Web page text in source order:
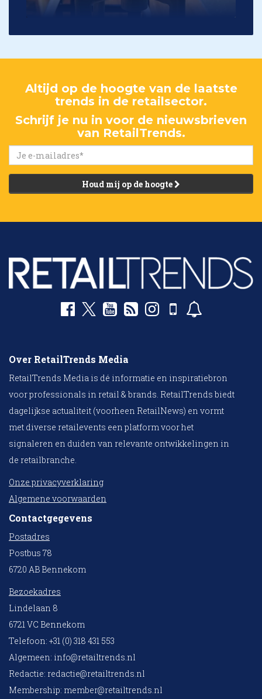
Altijd op de hoogte van de laatste
trends in de retailsector.
Schrijf je nu in voor de nieuwsbrieven
van RetailTrends.
Houd mij op de hoogte
Over RetailTrends Media
RetailTrends Media is dé informatie en inspiratiebron
voor professionals in retail & brands. RetailTrends biedt
dagelijkse actualiteit (voorheen RetailNews) en vormt
met diverse retailevents een platform voor het
signaleren en duiden van relevante ontwikkelingen in
de retailbranche.
Onze privacyverklaring
Algemene voorwaarden
Contactgegevens
Postadres
Postbus 78
6720 AB Bennekom
Bezoekadres
Lindelaan 8
6721 VC Bennekom
Telefoon: +31 (0) 318 431 553
Algemeen: info@retailtrends.nl
Redactie: redactie@retailtrends.nl
Membership: member@retailtrends.nl